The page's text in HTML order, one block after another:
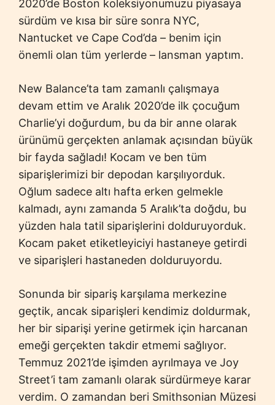
2020’de Boston koleksiyonumuzu piyasaya
sürdüm ve kısa bir süre sonra NYC,
Nantucket ve Cape Cod’da – benim için
önemli olan tüm yerlerde – lansman yaptım.
New Balance’ta tam zamanlı çalışmaya
devam ettim ve Aralık 2020’de ilk çocuğum
Charlie’yi doğurdum, bu da bir anne olarak
ürünümü gerçekten anlamak açısından büyük
bir fayda sağladı! Kocam ve ben tüm
siparişlerimizi bir depodan karşılıyorduk.
Oğlum sadece altı hafta erken gelmekle
kalmadı, aynı zamanda 5 Aralık’ta doğdu, bu
yüzden hala tatil siparişlerini dolduruyorduk.
Kocam paket etiketleyiciyi hastaneye getirdi
ve siparişleri hastaneden dolduruyordu.
Sonunda bir sipariş karşılama merkezine
geçtik, ancak siparişleri kendimiz doldurmak,
her bir siparişi yerine getirmek için harcanan
emeği gerçekten takdir etmemi sağlıyor.
Temmuz 2021’de işimden ayrılmaya ve Joy
Street’i tam zamanlı olarak sürdürmeye karar
verdim. O zamandan beri Smithsonian Müzesi